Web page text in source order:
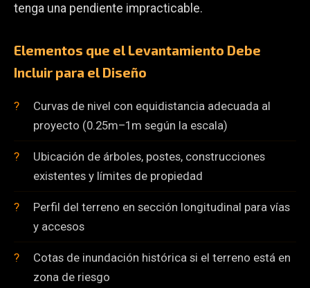
tenga una pendiente impracticable.
Elementos que el Levantamiento Debe
Incluir para el Diseño
Curvas de nivel con equidistancia adecuada al
proyecto (0.25m–1m según la escala)
Ubicación de árboles, postes, construcciones
existentes y límites de propiedad
Perfil del terreno en sección longitudinal para vías
y accesos
Cotas de inundación histórica si el terreno está en
zona de riesgo